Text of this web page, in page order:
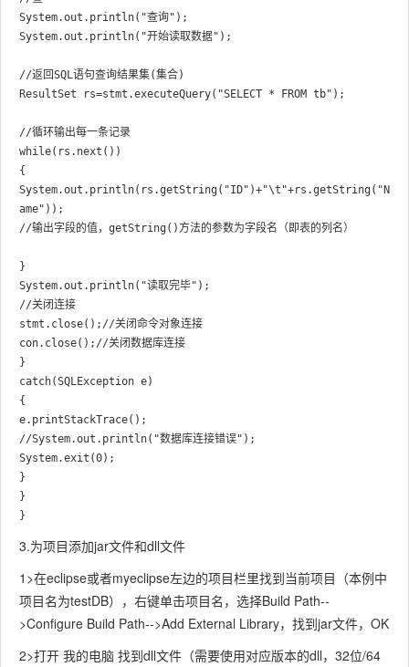
System.out.println("查询");
System.out.println("开始读取数据");
//返回SQL语句查询结果集(集合)
ResultSet rs=stmt.executeQuery("SELECT * FROM tb");
//循环输出每一条记录
while(rs.next())
{
System.out.println(rs.getString("ID")+"\t"+rs.getString("N
ame"));
//输出字段的值，getString()方法的参数为字段名（即表的列名）
}
System.out.println("读取完毕");
//关闭连接
stmt.close();//关闭命令对象连接
con.close();//关闭数据库连接
}
catch(SQLException e)
{
e.printStackTrace();
//System.out.println("数据库连接错误");
System.exit(0);
}
}
}
3.为项目添加jar文件和dll文件
1>在eclipse或者myeclipse左边的项目栏里找到当前项目（本例中
项目名为testDB），右键单击项目名，选择Build Path--
>Configure Build Path-->Add External Library，找到jar文件，OK
2>打开 我的电脑 找到dll文件（需要使用对应版本的dll，32位/64